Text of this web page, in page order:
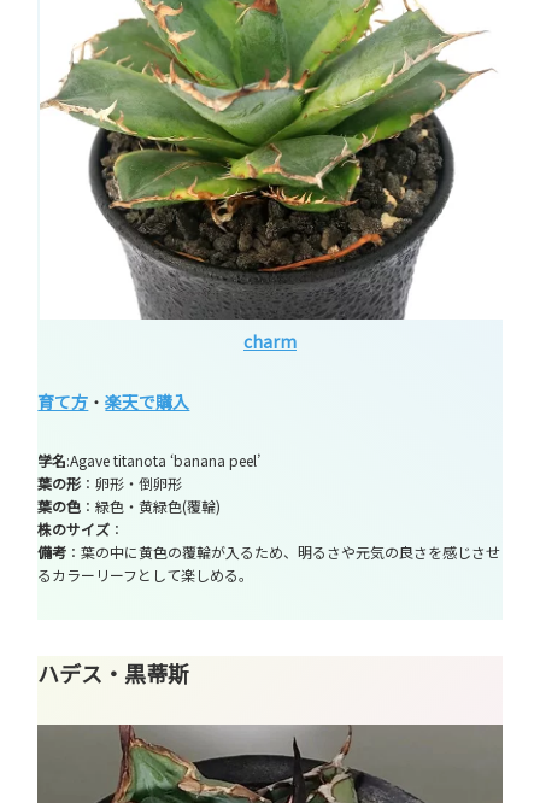
charm
育て方 ・楽天で購入
学名:Agave titanota ‘banana peel’
葉の形 ：卵形・倒卵形
葉の色 ：緑色・黄緑色(覆輪)
株のサイズ ：
備考 ：葉の中に黄色の覆輪が入るため、明るさや元気の良さを感じさせ
るカラーリーフとして楽しめる。
ハデス・黒蒂斯